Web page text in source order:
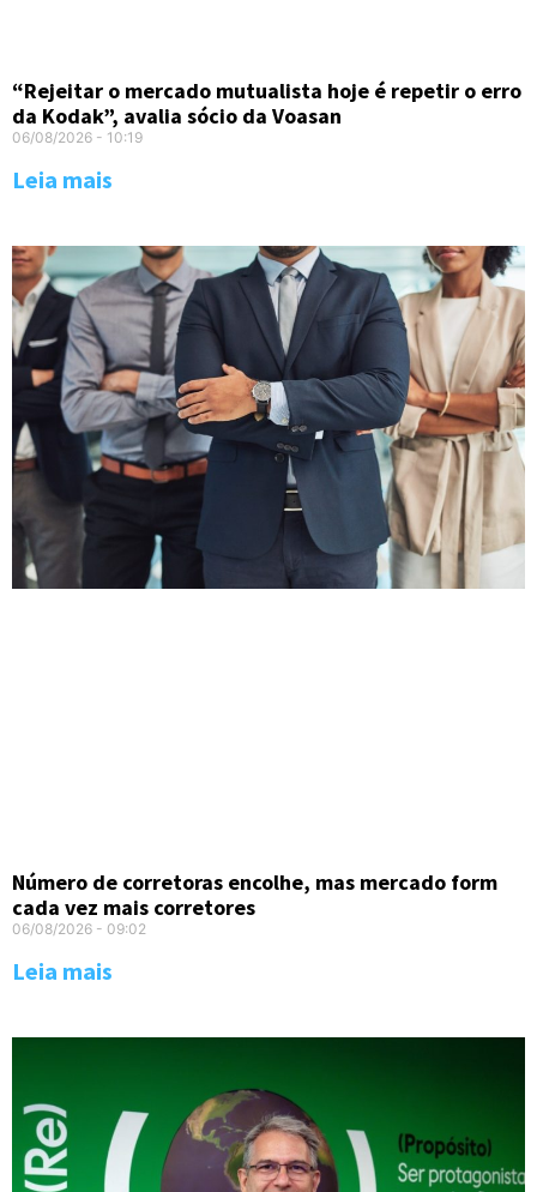
“Rejeitar o mercado mutualista hoje é repetir o erro
da Kodak”, avalia sócio da Voasan
06/08/2026 10:19
Leia mais
Número de corretoras encolhe, mas mercado form
cada vez mais corretores
06/08/2026 09:02
Leia mais